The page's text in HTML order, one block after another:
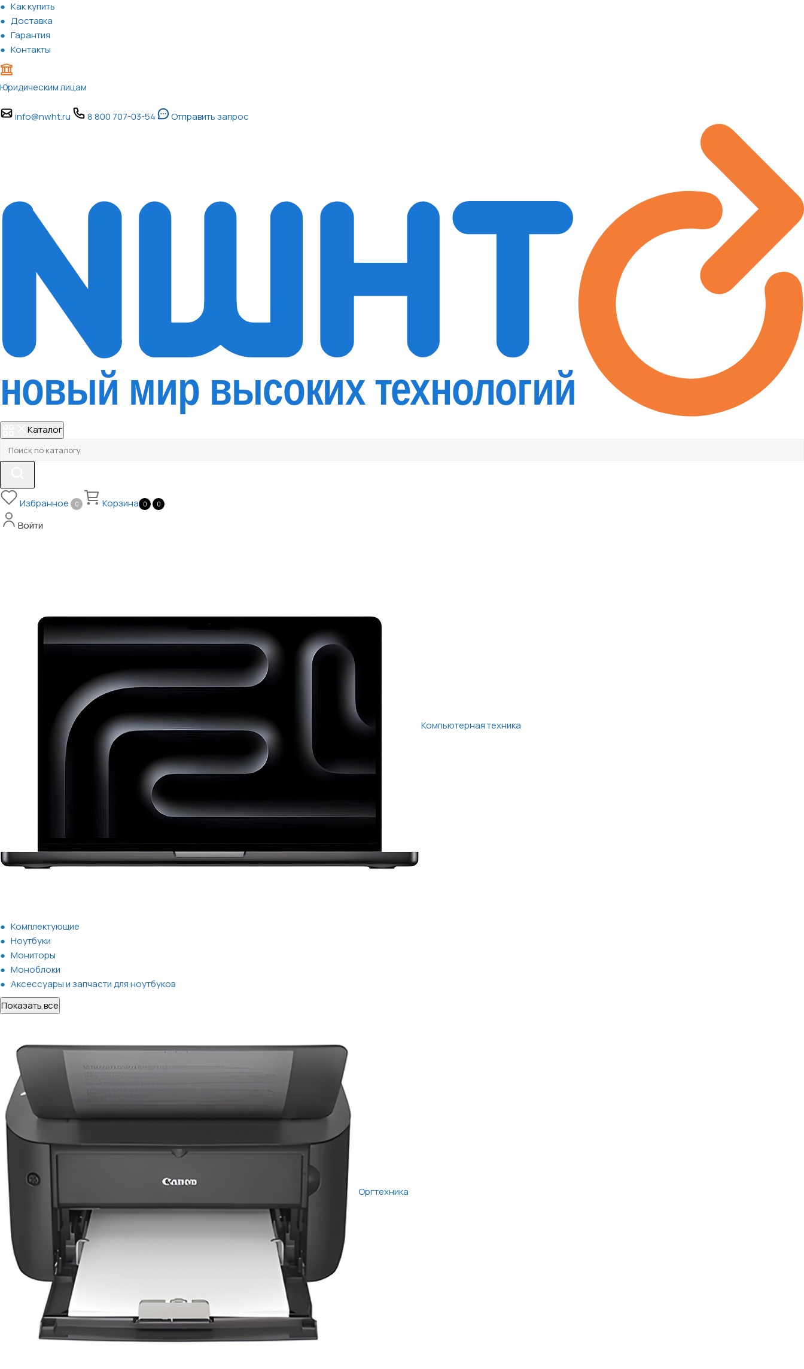
Как купить
Доставка
Гарантия
Контакты
Юридическим лицам
info@nwht.ru 8 800 707-03-54 Отправить запрос
Каталог
Избранное 0 Корзина 0 0
Войти
Компьютерная техника
Комплектующие
Ноутбуки
Мониторы
Моноблоки
Аксессуары и запчасти для ноутбуков
Показать все
Оргтехника